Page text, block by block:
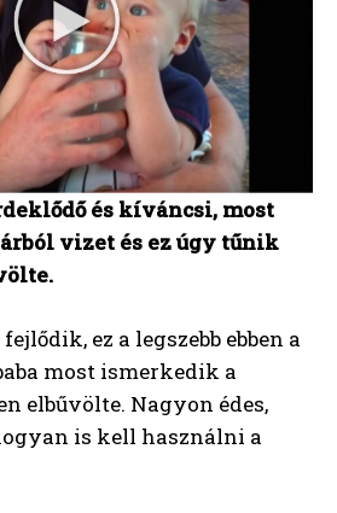
és kíváncsi, most
vizet és ez úgy tűnik
ez a legszebb ebben a
most ismerkedik a
elbűvölte. Nagyon édes,
is kell használni a